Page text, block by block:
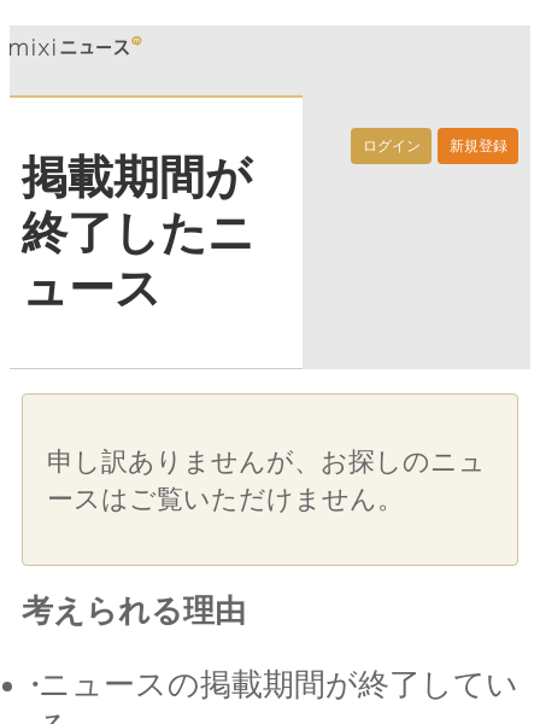
ログイン 新規登録
掲載期間が
終了したニ
ュース
申し訳ありませんが、お探しのニュ
ースはご覧いただけません。
考えられる理由
ニュースの掲載期間が終了してい